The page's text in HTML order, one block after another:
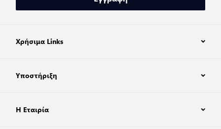
Χρήσιμα Links
Υποστήριξη
Η Εταιρία